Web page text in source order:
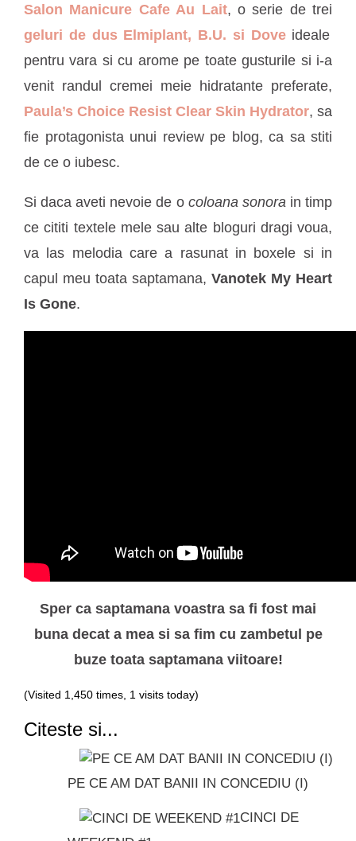
Salon Manicure Cafe Au Lait, o serie de trei
geluri de dus Elmiplant, B.U. si Doveideale
pentru vara si cu arome pe toate gusturile si i-a
venit randul cremei meie hidratante preferate,
Paula’s Choice Resist Clear Skin Hydrator, sa
fie protagonista unui review pe blog, ca sa stiti
de ce o iubesc.
Si daca aveti nevoie de o coloana sonora in timp
ce cititi textele mele sau alte bloguri dragi voua,
va las melodia care a rasunat in boxele si in
capul meu toata saptamana, Vanotek My Heart
Is Gone.
Sper ca saptamana voastra sa fi fost mai
buna decat a mea si sa fim cu zambetul pe
buze toata saptamana viitoare!
(Visited 1,450 times, 1 visits today)
Citeste si...
PE CE AM DAT BANII IN CONCEDIU (I)
CINCI DE